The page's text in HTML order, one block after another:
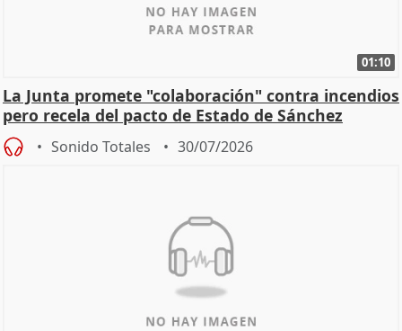
01:10
La Junta promete "colaboración" contra incendios
pero recela del pacto de Estado de Sánchez
Sonido Totales 30/07/2026